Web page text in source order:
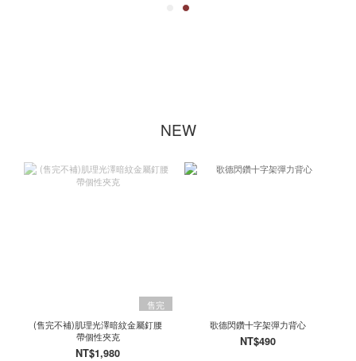
NEW
售完
(售完不補)肌理光澤暗紋金屬釘腰
帶個性夾克
NT$1,980
歌德閃鑽十字架彈力背心
NT$490